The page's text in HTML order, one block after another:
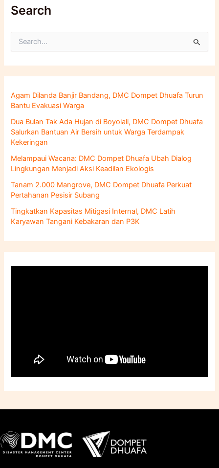
Search
a
t
u
k
:
Agam Dilanda Banjir Bandang, DMC Dompet Dhuafa Turun
Bantu Evakuasi Warga
Dua Bulan Tak Ada Hujan di Boyolali, DMC Dompet Dhuafa
Salurkan Bantuan Air Bersih untuk Warga Terdampak
Kekeringan
Melampaui Wacana: DMC Dompet Dhuafa Ubah Dialog
Lingkungan Menjadi Aksi Keadilan Ekologis
Tanam 2.000 Mangrove, DMC Dompet Dhuafa Perkuat
Pertahanan Pesisir Subang
Tingkatkan Kapasitas Mitigasi Internal, DMC Latih
Karyawan Tangani Kebakaran dan P3K